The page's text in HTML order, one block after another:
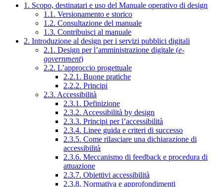
1. Scopo, destinatari e uso del Manuale operativo di design
1.1. Versionamento e storico
1.2. Consultazione del manuale
1.3. Contribuisci al manuale
2. Introduzione al design per i servizi pubblici digitali
2.1. Design per l’amministrazione digitale (e-
government)
2.2. L’approccio progettuale
2.2.1. Buone pratiche
2.2.2. Principi
2.3. Accessibilità
2.3.1. Definizione
2.3.2. Accessibilità by design
2.3.3. Principi per l’accessibilità
2.3.4. Linee guida e criteri di successo
2.3.5. Come rilasciare una dichiarazione di
accessibilità
2.3.6. Meccanismo di feedback e procedura di
attuazione
2.3.7. Obiettivi accessibilità
2.3.8. Normativa e approfondimenti